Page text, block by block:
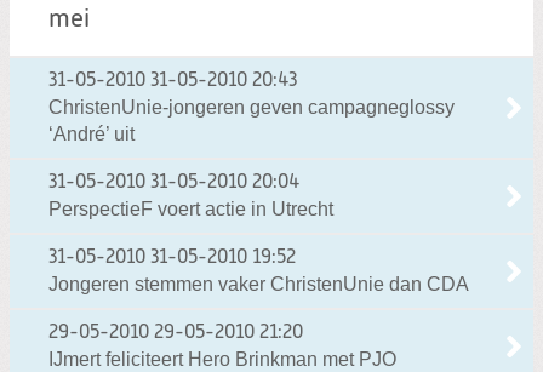
mei
31-05-2010 31-05-2010 20:43
ChristenUnie-jongeren geven campagneglossy
‘André’ uit
31-05-2010 31-05-2010 20:04
PerspectieF voert actie in Utrecht
31-05-2010 31-05-2010 19:52
Jongeren stemmen vaker ChristenUnie dan CDA
29-05-2010 29-05-2010 21:20
IJmert feliciteert Hero Brinkman met PJO